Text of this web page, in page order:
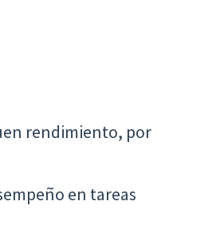
rendimiento, por
en tareas